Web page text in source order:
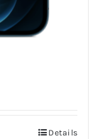
Details